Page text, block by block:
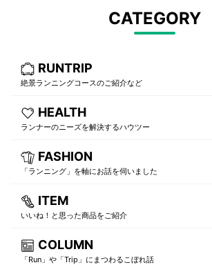
CATEGORY
RUNTRIP
絶景ランニングコースのご紹介など
HEALTH
ランナーのニーズを解決するハウツー
FASHION
「ランニング」を軸にお話を伺いました
ITEM
いいね！と思った商品をご紹介
COLUMN
「Run」や「Trip」にまつわるこぼれ話